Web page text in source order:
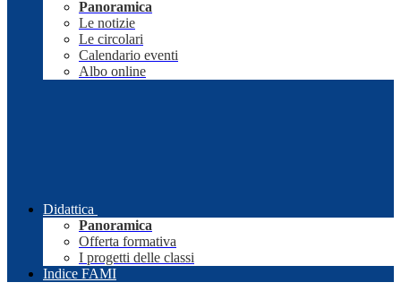
Panoramica
Le notizie
Le circolari
Calendario eventi
Albo online
Didattica
Panoramica
Offerta formativa
I progetti delle classi
Indice FAMI